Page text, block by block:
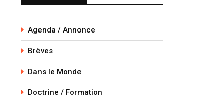
Agenda / Annonce
Brèves
Dans le Monde
Doctrine / Formation